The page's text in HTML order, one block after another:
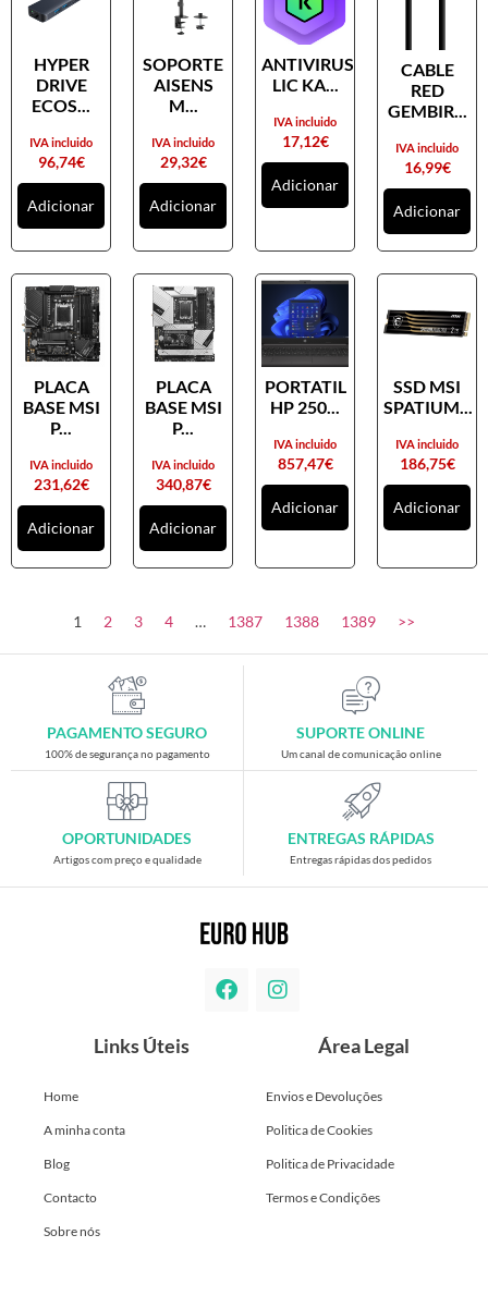
HYPER
DRIVE
ECOS...
96,74€
IVA incluido
Adicionar
SOPORTE
AISENS
M...
29,32€
IVA incluido
Adicionar
ANTIVIRUS
LIC KA...
17,12€
IVA incluido
Adicionar
CABLE
RED
GEMBIR...
16,99€
IVA incluido
Adicionar
PLACA
BASE MSI
P...
231,62€
IVA incluido
Adicionar
PLACA
BASE MSI
P...
340,87€
IVA incluido
Adicionar
PORTATIL
HP 250...
857,47€
IVA incluido
Adicionar
SSD MSI
SPATIUM...
186,75€
IVA incluido
Adicionar
1 2 3 4 … 1387 1388 1389 >>
PAGAMENTO SEGURO
100% de segurança no pagamento
SUPORTE ONLINE
Um canal de comunicação online
OPORTUNIDADES
Artigos com preço e qualidade
ENTREGAS RÁPIDAS
Entregas rápidas dos pedidos
Links Úteis
Home
A minha conta
Blog
Contacto
Sobre nós
Área Legal
Envios e Devoluções
Politica de Cookies
Politica de Privacidade
Termos e Condições